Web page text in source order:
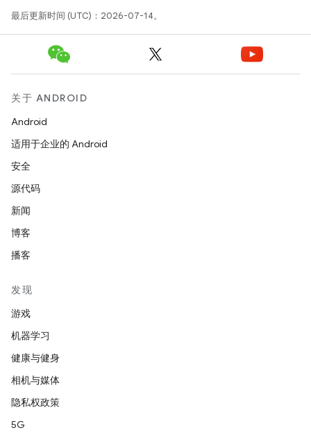
最后更新时间 (UTC)：2026-07-14。
关于 ANDROID
Android
适用于企业的 Android
安全
源代码
新闻
博客
播客
发现
游戏
机器学习
健康与健身
相机与媒体
隐私权政策
5G